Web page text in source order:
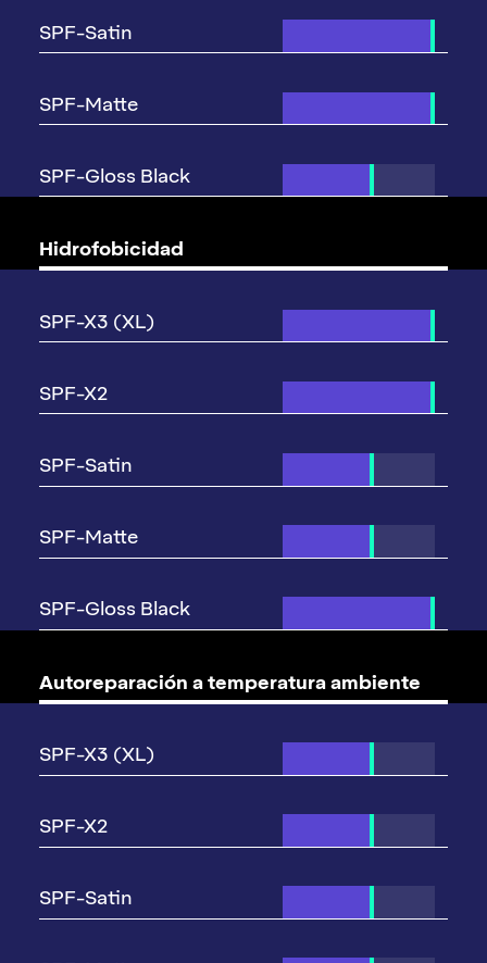
Hidrofobicidad
Autoreparación a temperatura ambiente